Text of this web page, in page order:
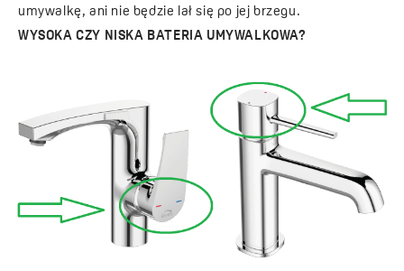
umywalkę, ani nie będzie lał się po jej brzegu.
WYSOKA CZY NISKA BATERIA UMYWALKOWA?